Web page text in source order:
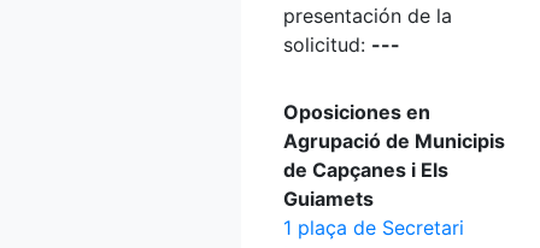
presentación de la
solicitud: ---
Oposiciones en
Agrupació de Municipis
de Capçanes i Els
Guiamets
1 plaça de Secretari